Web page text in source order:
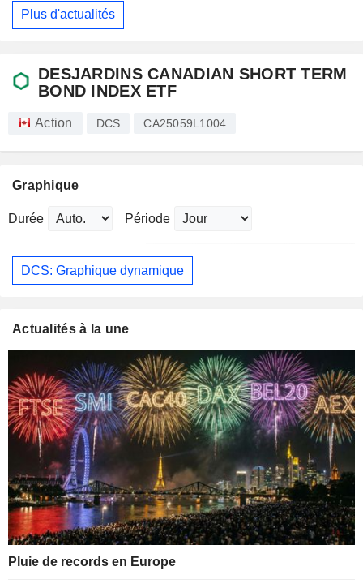
Plus d'actualités
DESJARDINS CANADIAN SHORT TERM
BOND INDEX ETF
Action DCS CA25059L1004
Graphique
Durée Période
DCS: Graphique dynamique
Actualités à la une
Pluie de records en Europe